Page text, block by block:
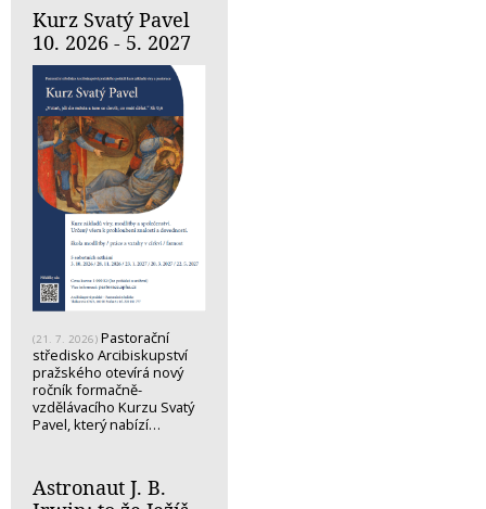
Kurz Svatý Pavel
10. 2026 - 5. 2027
(21. 7. 2026) Pastorační
středisko Arcibiskupství
pražského otevírá nový
ročník formačně-
vzdělávacího Kurzu Svatý
Pavel, který nabízí…
Astronaut J. B.